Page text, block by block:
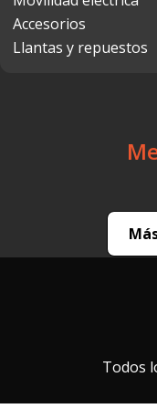
Accesorios
Llantas y repuestos
Todos